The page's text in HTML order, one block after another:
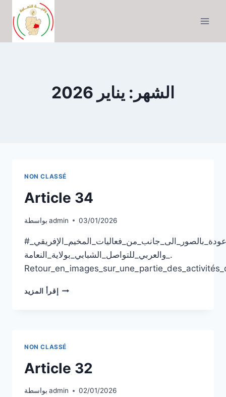
التجاوز
المحتوى
الشهر: يناير 2026
NON CLASSÉ
Article 34
بواسطة admin 03/01/2026
#عودة_بالصور_الى_جانب_من_فعاليات_المخيم_الإفريقي_
والعربي_للتواصل_الشبابي_بولاية_النعامة_.
إقرأ المزيد ARTICLE
NON CLASSÉ
Article 32
بواسطة admin 02/01/2026